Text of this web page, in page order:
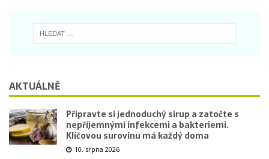
AKTUÁLNĚ
Připravte si jednoduchý sirup a zatočte s
nepříjemnými infekcemi a bakteriemi.
Klíčovou surovinu má každý doma
10. srpna 2026